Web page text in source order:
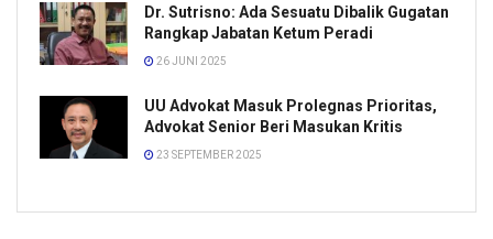
Dr. Sutrisno: Ada Sesuatu Dibalik Gugatan
Rangkap Jabatan Ketum Peradi
26 JUNI 2025
UU Advokat Masuk Prolegnas Prioritas,
Advokat Senior Beri Masukan Kritis
23 SEPTEMBER 2025